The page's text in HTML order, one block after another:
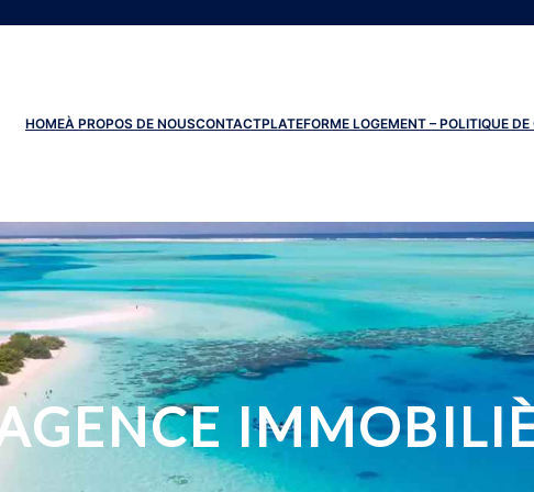
HOMEÀ PROPOS DE NOUSCONTACTPLATEFORME LOGEMENT – POLITIQUE